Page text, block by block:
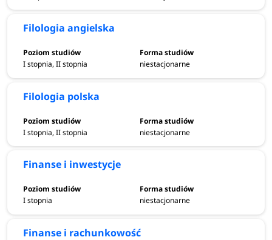
Filologia angielska
I stopnia, II stopnia niestacjonarne
Filologia polska
I stopnia, II stopnia niestacjonarne
Finanse i inwestycje
I stopnia niestacjonarne
Finanse i rachunkowość